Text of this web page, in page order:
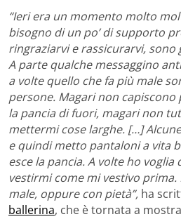
“Ieri era un momento molto
bisogno di un po’ di supporto
ringraziarvi e rassicurarvi,
A parte qualche messaggino
a volte quello che fa più male
persone. Magari non
la pancia di fuori, magari non
mettermi cose larghe. […]
e quindi metto pantaloni a vita
esce la pancia. A volte ho
vestirmi come mi vestivo
male, oppure con pietà”, ha
ballerina, che è tornata a